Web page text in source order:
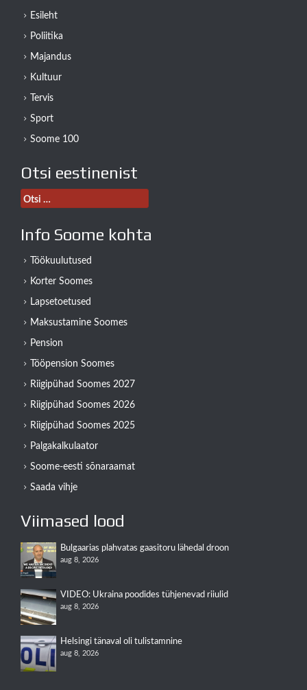
Esileht
Poliitika
Majandus
Kultuur
Tervis
Sport
Soome 100
Otsi eestinenist
Otsi:
Info Soome kohta
Töökuulutused
Korter Soomes
Lapsetoetused
Maksustamine Soomes
Pension
Tööpension Soomes
Riigipühad Soomes 2027
Riigipühad Soomes 2026
Riigipühad Soomes 2025
Palgakalkulaator
Soome-eesti sõnaraamat
Saada vihje
Viimased lood
Bulgaarias plahvatas gaasitoru lähedal droon
aug 8, 2026
VIDEO: Ukraina poodides tühjenevad riiulid
aug 8, 2026
Helsingi tänaval oli tulistamnine
aug 8, 2026